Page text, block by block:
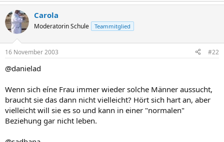
Carola
Moderatorin Schule Teammitglied
16 November 2003 #22
@danielad
Wenn sich eíne Frau immer wieder solche Männer aussucht,
braucht sie das dann nicht vielleicht? Hört sich hart an, aber
vielleicht will sie es so und kann in einer "normalen"
Beziehung gar nicht leben.